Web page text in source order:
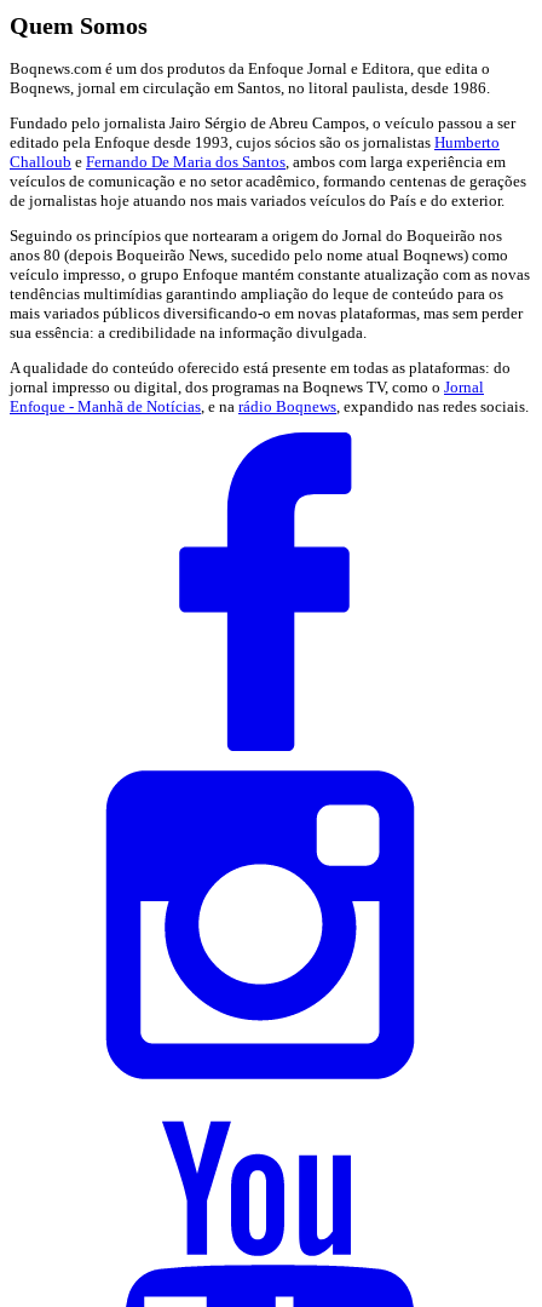
Quem Somos
Boqnews.com é um dos produtos da Enfoque Jornal e Editora, que edita o
Boqnews, jornal em circulação em Santos, no litoral paulista, desde 1986.
Fundado pelo jornalista Jairo Sérgio de Abreu Campos, o veículo passou a ser
editado pela Enfoque desde 1993, cujos sócios são os jornalistas Humberto
Challoub e Fernando De Maria dos Santos , ambos com larga experiência em
veículos de comunicação e no setor acadêmico, formando centenas de gerações
de jornalistas hoje atuando nos mais variados veículos do País e do exterior.
Seguindo os princípios que nortearam a origem do Jornal do Boqueirão nos
anos 80 (depois Boqueirão News, sucedido pelo nome atual Boqnews) como
veículo impresso, o grupo Enfoque mantém constante atualização com as novas
tendências multimídias garantindo ampliação do leque de conteúdo para os
mais variados públicos diversificando-o em novas plataformas, mas sem perder
sua essência: a credibilidade na informação divulgada.
A qualidade do conteúdo oferecido está presente em todas as plataformas: do
jornal impresso ou digital, dos programas na Boqnews TV, como o Jornal
Enfoque - Manhã de Notícias , e na rádio Boqnews , expandido nas redes sociais.